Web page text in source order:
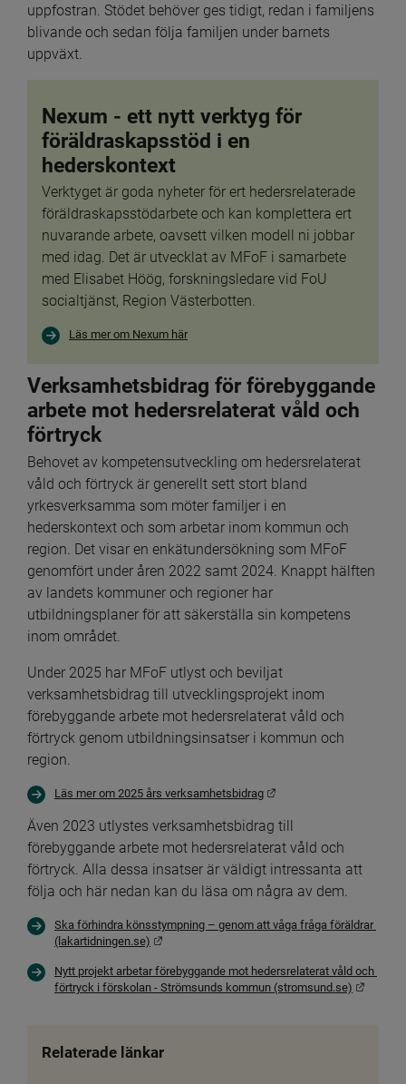
uppfostran. Stödet behöver ges tidigt, redan i familjens
blivande och sedan följa familjen under barnets
uppväxt.
Nexum - ett nytt verktyg för
föräldraskapsstöd i en
hederskontext
Verktyget är goda nyheter för ert hedersrelaterade
föräldraskapsstödarbete och kan komplettera ert
nuvarande arbete, oavsett vilken modell ni jobbar
med idag. Det är utvecklat av MFoF i samarbete
med Elisabet Höög, forskningsledare vid FoU
socialtjänst, Region Västerbotten.
Läs mer om Nexum här
Verksamhetsbidrag för förebyggande
arbete mot hedersrelaterat våld och
förtryck
Behovet av kompetensutveckling om hedersrelaterat
våld och förtryck är generellt sett stort bland
yrkesverksamma som möter familjer i en
hederskontext och som arbetar inom kommun och
region. Det visar en enkätundersökning som MFoF
genomfört under åren 2022 samt 2024. Knappt hälften
av landets kommuner och regioner har
utbildningsplaner för att säkerställa sin kompetens
inom området.
Under 2025 har MFoF utlyst och beviljat
verksamhetsbidrag till utvecklingsprojekt inom
förebyggande arbete mot hedersrelaterat våld och
förtryck genom utbildningsinsatser i kommun och
region.
Läs mer om 2025 års verksamhetsbidrag
Även 2023 utlystes verksamhetsbidrag till
förebyggande arbete mot hedersrelaterat våld och
förtryck. Alla dessa insatser är väldigt intressanta att
följa och här nedan kan du läsa om några av dem.
Ska förhindra könsstympning – genom att våga fråga föräldrar
(lakartidningen.se)
Nytt projekt arbetar förebyggande mot hedersrelaterat våld och
förtryck i förskolan - Strömsunds kommun (stromsund.se)
Relaterade länkar